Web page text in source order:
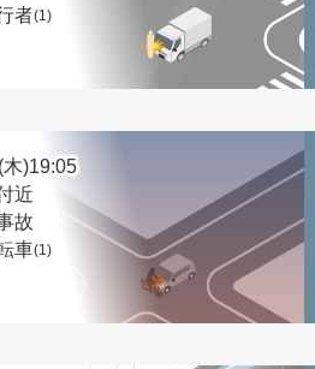
者(1)
)19:05
近
故
車(1)